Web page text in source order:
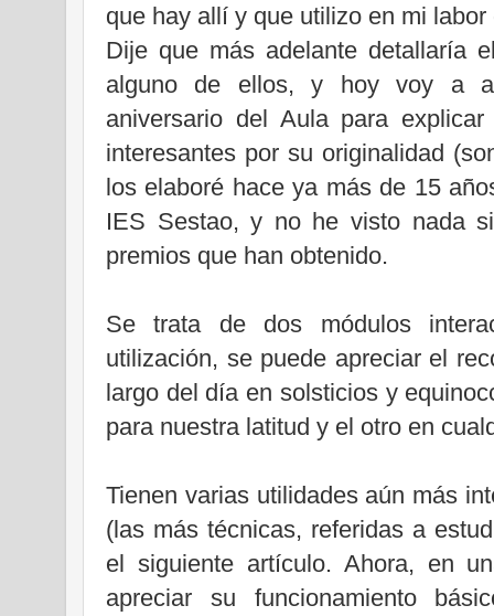
que hay allí y que utilizo en mi labor
Dije que más adelante detallaría
alguno de ellos, y hoy voy a
aniversario del Aula para
interesantes por su originalidad
los elaboré hace ya más de 15
IES Sestao, y no he visto nada
premios que han obtenido.
Se trata de dos módulos
utilización, se puede apreciar el
largo del día en solsticios y
para nuestra latitud y el otro en
Tienen varias utilidades aún más
(las más técnicas, referidas a
el siguiente artículo. Ahora, en
apreciar su funcionamiento